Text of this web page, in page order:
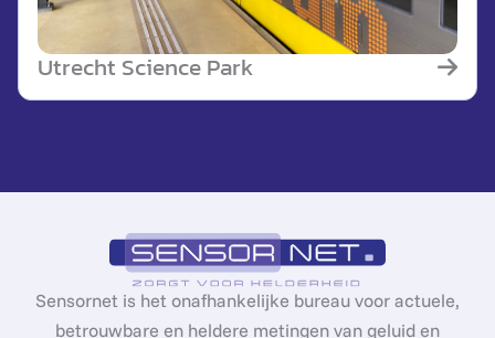
Utrecht Science Park
Sensornet is het onafhankelijke bureau voor actuele,
betrouwbare en heldere metingen van geluid en